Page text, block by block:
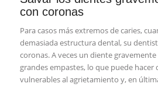
con coronas
Para casos más extremos de caries,
demasiada estructura dental, su
coronas. A veces un diente
grandes empastes, lo que puede hacer
vulnerables al agrietamiento y, en